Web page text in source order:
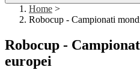
Home >
Robocup - Campionati
Robocup -
europei